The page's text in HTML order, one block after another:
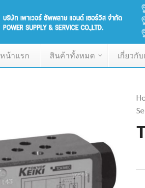
หน้าแรก สินค้าทั้งหมด เกี่ยวกับ